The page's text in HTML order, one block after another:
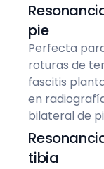
pie
Perfecta
roturas de
fascitis
en
bilateral de
tibia